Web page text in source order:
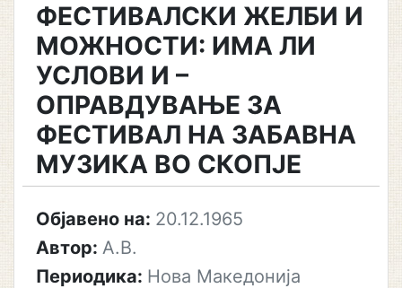
ФЕСТИВАЛСКИ ЖЕЛБИ И
МОЖНОСТИ: ИМА ЛИ
УСЛОВИ И –
ОПРАВДУВАЊЕ ЗА
ФЕСТИВАЛ НА ЗАБАВНА
МУЗИКА ВО СКОПЈЕ
Објавено на: 20.12.1965
Автор: А.В.
Периодика: Нова Македонија